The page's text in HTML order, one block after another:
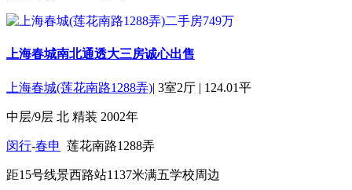
上海春城南北通透大三房诚心出售
上海春城(莲花南路1288弄)| 3室2厅 | 124.01平
中层/9层 北 精装 2002年
闵行-春申 莲花南路1288弄
距15号线景西路站1137米满五学校周边